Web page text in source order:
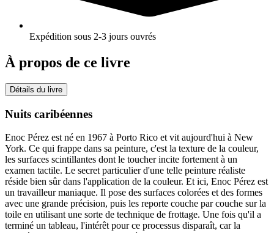
Expédition sous 2-3 jours ouvrés
À propos de ce livre
Détails du livre
Nuits caribéennes
Enoc Pérez est né en 1967 à Porto Rico et vit aujourd'hui à New
York. Ce qui frappe dans sa peinture, c'est la texture de la couleur,
les surfaces scintillantes dont le toucher incite fortement à un
examen tactile. Le secret particulier d'une telle peinture réaliste
réside bien sûr dans l'application de la couleur. Et ici, Enoc Pérez est
un travailleur maniaque. Il pose des surfaces colorées et des formes
avec une grande précision, puis les reporte couche par couche sur la
toile en utilisant une sorte de technique de frottage. Une fois qu'il a
terminé un tableau, l'intérêt pour ce processus disparaît, car la